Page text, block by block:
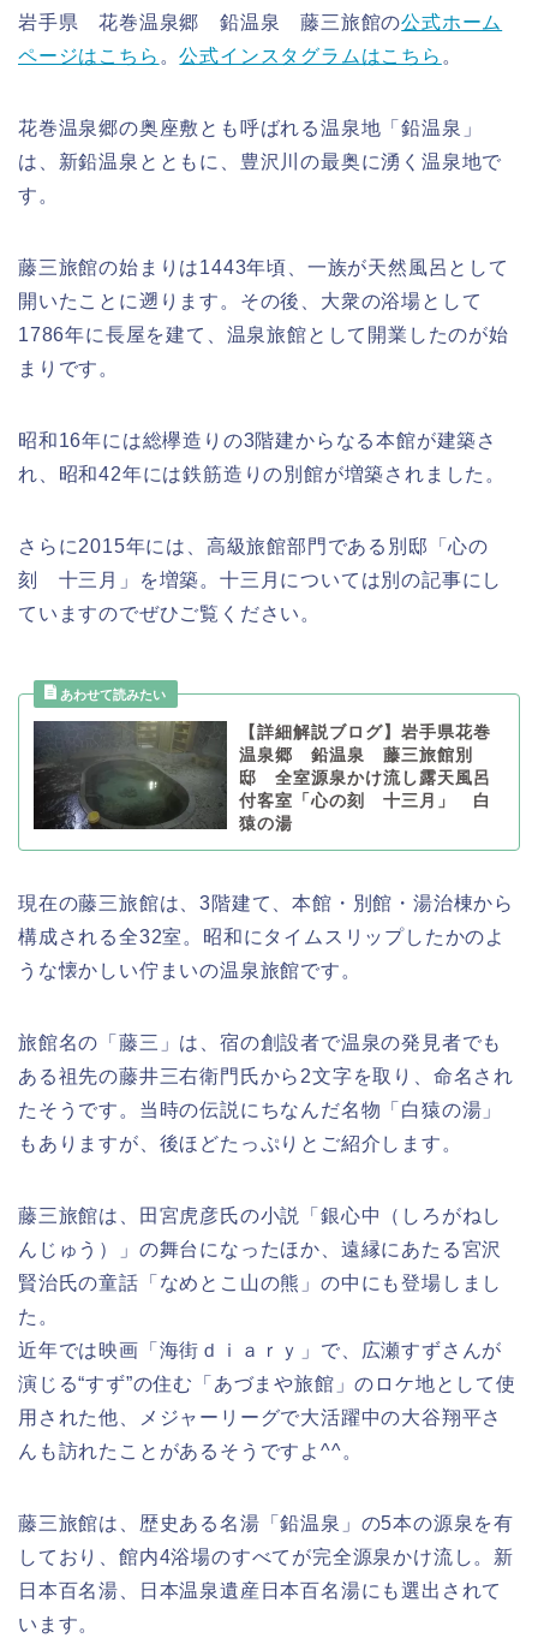
岩手県 花巻温泉郷 鉛温泉 藤三旅館の公式ホーム
ページはこちら 。公式インスタグラムはこちら 。
花巻温泉郷の奥座敷とも呼ばれる温泉地「鉛温泉」
は、新鉛温泉とともに、豊沢川の最奥に湧く温泉地で
す。
藤三旅館の始まりは1443年頃、一族が天然風呂として
開いたことに遡ります。その後、大衆の浴場として
1786年に長屋を建て、温泉旅館として開業したのが始
まりです。
昭和16年には総欅造りの3階建からなる本館が建築さ
れ、昭和42年には鉄筋造りの別館が増築されました。
さらに2015年には、高級旅館部門である別邸「心の
刻 十三月」を増築。十三月については別の記事にし
ていますのでぜひご覧ください。
【詳細解説ブログ】岩手県花巻
温泉郷 鉛温泉 藤三旅館別
邸 全室源泉かけ流し露天風呂
付客室「心の刻 十三月」 白
猿の湯
現在の藤三旅館は、3階建て、本館・別館・湯治棟から
構成される全32室。昭和にタイムスリップしたかのよ
うな懐かしい佇まいの温泉旅館です。
旅館名の「藤三」は、宿の創設者で温泉の発見者でも
ある祖先の藤井三右衛門氏から2文字を取り、命名され
たそうです。当時の伝説にちなんだ名物「白猿の湯」
もありますが、後ほどたっぷりとご紹介します。
藤三旅館は、田宮虎彦氏の小説「銀心中（しろがねし
んじゅう）」の舞台になったほか、遠縁にあたる宮沢
賢治氏の童話「なめとこ山の熊」の中にも登場しまし
た。
近年では映画「海街ｄｉａｒｙ」で、広瀬すずさんが
演じる“すず”の住む「あづまや旅館」のロケ地として使
用された他、メジャーリーグで大活躍中の大谷翔平さ
んも訪れたことがあるそうですよ^^。
藤三旅館は、歴史ある名湯「鉛温泉」の5本の源泉を有
しており、館内4浴場のすべてが完全源泉かけ流し。新
日本百名湯、日本温泉遺産日本百名湯にも選出されて
います。